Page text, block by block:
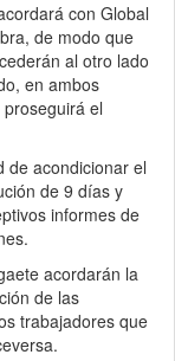
con Global
de modo que
al otro lado
en ambos
el
de acondicionar el
de 9 días y
informes de
acordarán la
de las
trabajadores que